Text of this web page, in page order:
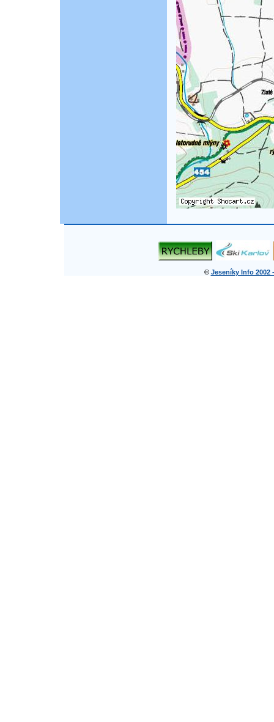
© Jeseníky Info 2002